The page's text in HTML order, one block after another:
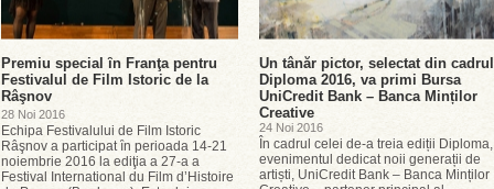
Premiu special ȋn Franţa pentru
Festivalul de Film Istoric de la
Râşnov
28 Noi 2016
Echipa Festivalului de Film Istoric
Râşnov a participat ȋn perioada 14-21
noiembrie 2016 la ediţia a 27-a a
Festival International du Film d’Histoire
Un tânăr pictor, selectat din cadrul
Diploma 2016, va primi Bursa
UniCredit Bank – Banca Minților
Creative
24 Noi 2016
În cadrul celei de-a treia ediții Diploma,
evenimentul dedicat noii generații de
artiști, UniCredit Bank – Banca Minților